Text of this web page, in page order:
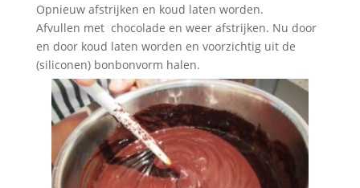
Opnieuw afstrijken en koud laten worden.
Afvullen met chocolade en weer afstrijken. Nu door
en door koud laten worden en voorzichtig uit de
(siliconen) bonbonvorm halen.